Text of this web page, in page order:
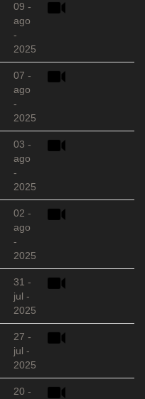
09 -
ago
-
2025
07 -
ago
-
2025
03 -
ago
-
2025
02 -
ago
-
2025
31 -
jul -
2025
27 -
jul -
2025
20 -